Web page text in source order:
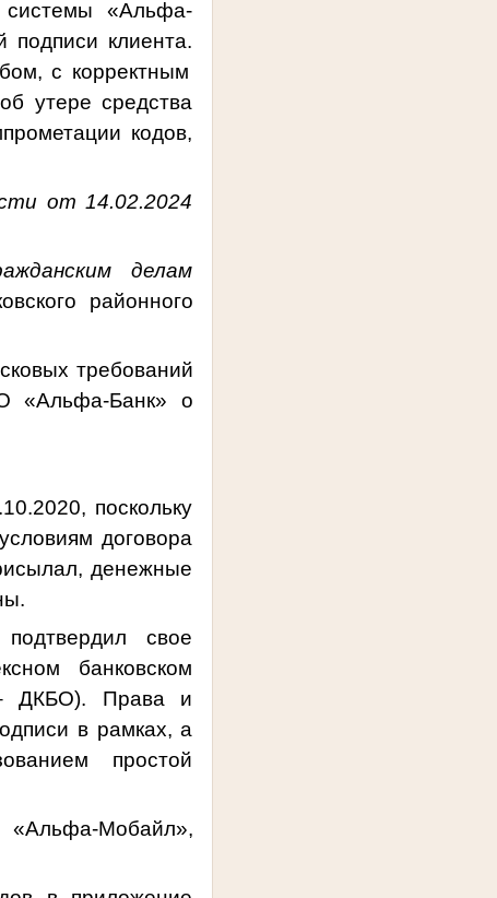
системы«Альфа-
подписи клиента.
с корректным
утере средства
кодов,
от 14.02.2024
делам
районного
требований
«Альфа-Банк» о
поскольку
договора
денежные
свое
банковском
ДКБО). Права и
в рамках, а
простой
«Альфа-Мобайл»,